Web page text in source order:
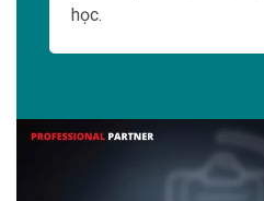
học.